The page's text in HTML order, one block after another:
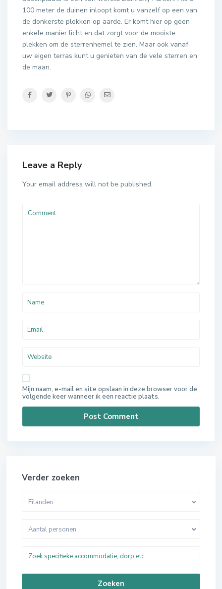
100 meter de duinen inloopt komt u vanzelf op een van
de donkerste plekken op aarde. Er komt hier op geen
enkele manier licht en dat zorgt voor de mooiste
plekken om de sterrenhemel te zien. Maar ook vanaf
uw eigen terras kunt u genieten van de vele sterren en
de maan.
Leave a Reply
Your email address will not be published.
Mijn naam, e-mail en site opslaan in deze browser voor de
volgende keer wanneer ik een reactie plaats.
Verder zoeken
Eilanden
Aantal personen
Zoeken